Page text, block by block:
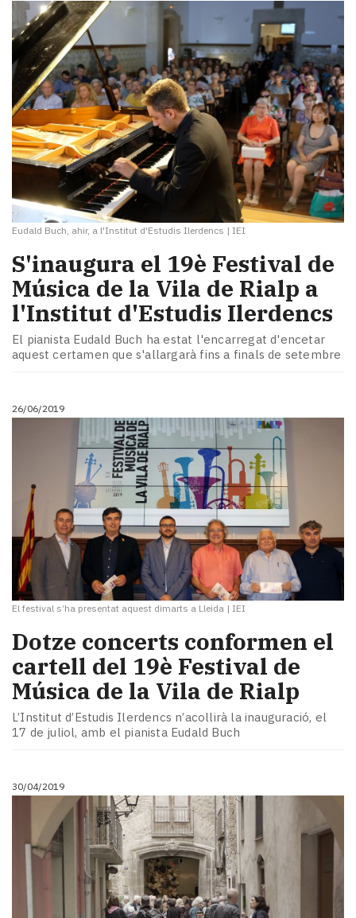
Eudald Buch, ahir, a l'Institut d'Estudis Ilerdencs | IEI
S'inaugura el 19è Festival de
Música de la Vila de Rialp a
l'Institut d'Estudis Ilerdencs
El pianista Eudald Buch ha estat l'encarregat d'encetar
aquest certamen que s'allargarà fins a finals de setembre
26/06/2019
El festival s’ha presentat aquest dimarts a Lleida | IEI
Dotze concerts conformen el
cartell del 19è Festival de
Música de la Vila de Rialp
L’Institut d’Estudis Ilerdencs n’acollirà la inauguració, el
17 de juliol, amb el pianista Eudald Buch
30/04/2019